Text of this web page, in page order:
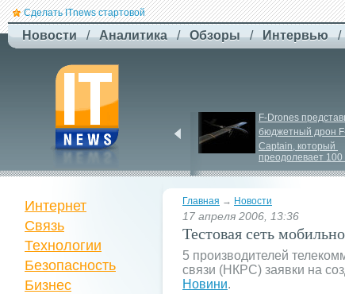
Сделать ITnews стартовой
Новости / Аналитика / Обзоры / Интервью /
виробництво ракет для
Patriot
F-Drones
бюджетный дрон
Сaptain, который
преодолевает 100
Главная → Новости
17 апреля 2006, 13:36
Тестовая сеть
5 производителей
связи (НКРС) заявки на
Новини.
Интернет
Связь
Технологии
Безопасность
Бизнес